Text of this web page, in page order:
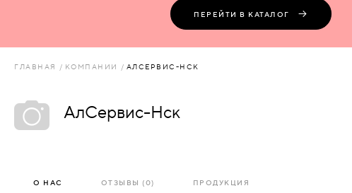
ПЛАСТИКОВЫЕ
КОМБИНИРОВАННЫЕ
МЕТАЛЛИЧЕСКИЕ
АКСЕССУАРЫ
Пластиковые
Комбинированные
Пластиковые
Стеклянные
Комбинированные
Пластиковые
Стеклянные
Комбинированные
ПЕРЕЙТИ В КАТАЛОГ
ГЛАВНАЯ КОМПАНИИ АЛСЕРВИС-НСК
АлСервис-Нск
О НАС ОТЗЫВЫ (0) ПРОДУКЦИЯ